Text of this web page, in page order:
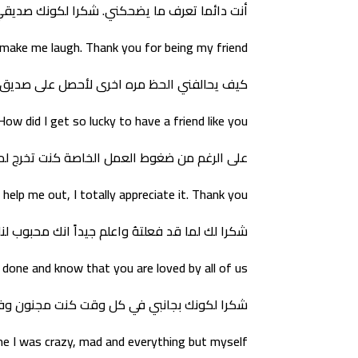
أنت دائما تعرف ما يضحكني. شكرا لكونك
me laugh. Thank you for being my friend
كيف يحالفني الحظ مره اخرى لأحصل على
did I get so lucky to have a friend like you
على الرغم من ضغوط العمل الخاصة كنت تخرج
me out, I totally appreciate it. Thank you
شكرا لك لما قد فعلتهُ واعلم جيداً انك محبوب
and know that you are loved by all of us
شكرا لكونك بجانبي في كل وقت كنت مجنون
I was crazy, mad and everything but myself